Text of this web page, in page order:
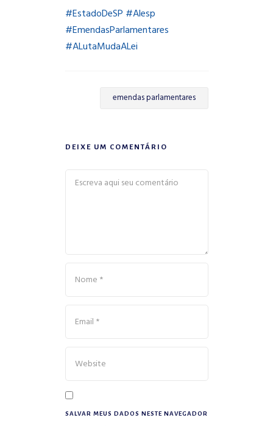
#EstadoDeSP #Alesp
#EmendasParlamentares
#ALutaMudaALei
emendas parlamentares
DEIXE UM COMENTÁRIO
SALVAR MEUS DADOS NESTE NAVEGADOR